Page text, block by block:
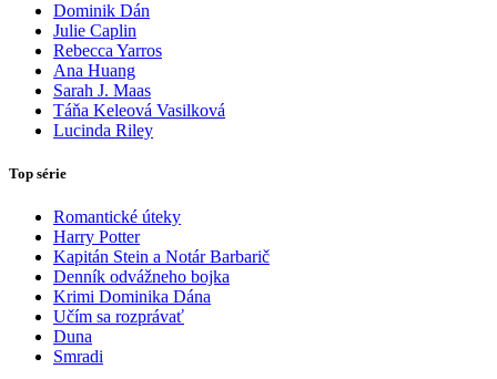
Dominik Dán
Julie Caplin
Rebecca Yarros
Ana Huang
Sarah J. Maas
Táňa Keleová Vasilková
Lucinda Riley
Top série
Romantické úteky
Harry Potter
Kapitán Stein a Notár Barbarič
Denník odvážneho bojka
Krimi Dominika Dána
Učím sa rozprávať
Duna
Smradi